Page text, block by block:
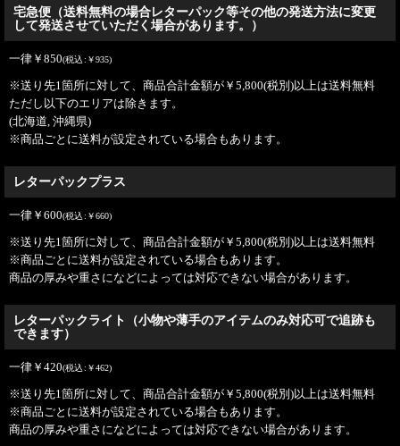
宅急便（送料無料の場合レターパック等その他の発送方法に変更
して発送させていただく場合があります。）
一律 ￥ 850(税込 : ￥935)
※送り先1箇所に対して、商品合計金額が ￥ 5,800(税別)以上は送料無料
ただし以下のエリアは除きます。
(北海道, 沖縄県)
※商品ごとに送料が設定されている場合もあります。
レターパックプラス
一律 ￥ 600(税込 : ￥660)
※送り先1箇所に対して、商品合計金額が ￥ 5,800(税別)以上は送料無料
※商品ごとに送料が設定されている場合もあります。
商品の厚みや重さになどによっては対応できない場合があります。
レターパックライト（小物や薄手のアイテムのみ対応可で追跡も
できます）
一律 ￥ 420(税込 : ￥462)
※送り先1箇所に対して、商品合計金額が ￥ 5,800(税別)以上は送料無料
※商品ごとに送料が設定されている場合もあります。
商品の厚みや重さになどによっては対応できない場合があります。